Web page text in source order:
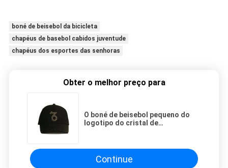
boné de beisebol da bicicleta
chapéus de basebol cabidos juventude
chapéus dos esportes das senhoras
Obter o melhor preço para
O boné de beisebol pequeno do
logotipo do cristal de
sarja do algodão
Continue